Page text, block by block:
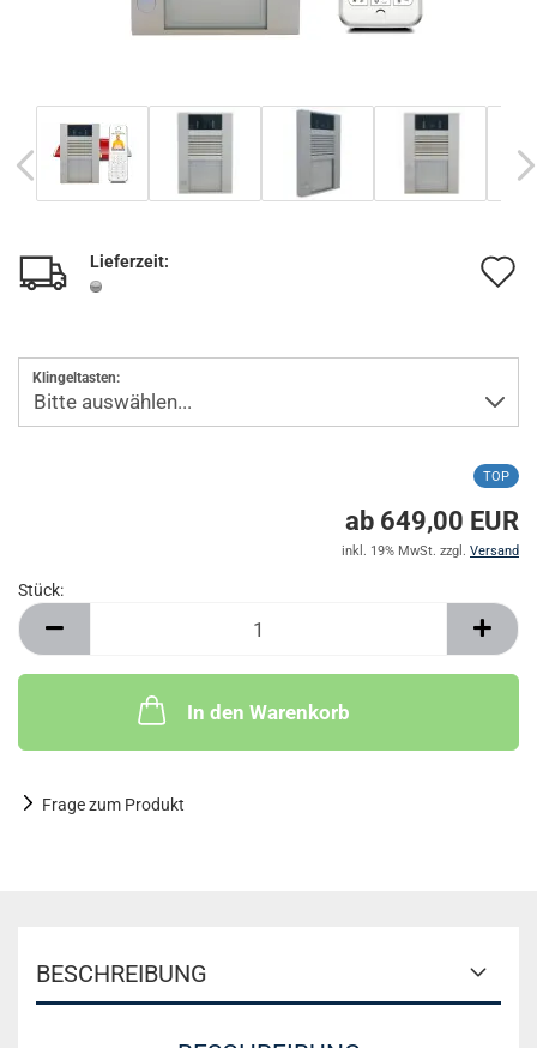
Lieferzeit:
Klingeltasten:
TOP
ab 649,00 EUR
inkl. 19% MwSt. zzgl. Versand
Stück:
Stück
In den Warenkorb
Frage zum Produkt
BESCHREIBUNG